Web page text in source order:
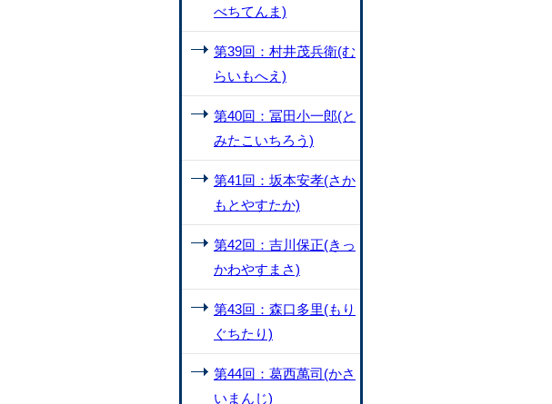
べちてんま)
第39回：村井茂兵衛(む
らいもへえ)
第40回：冨田小一郎(と
みたこいちろう)
第41回：坂本安孝(さか
もとやすたか)
第42回：吉川保正(きっ
かわやすまさ)
第43回：森口多里(もり
ぐちたり)
第44回：葛西萬司(かさ
いまんじ)